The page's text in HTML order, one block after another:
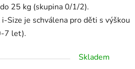
25 kg (skupina 0/1/2).
Size je schválena pro děti s výškou
7 let).
Skladem